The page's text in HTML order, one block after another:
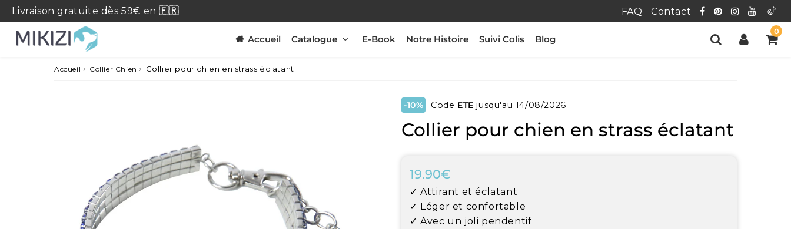
Livraison gratuite dès 59€ en🇫🇷 FAQ Contact
Accueil Catalogue E-Book Notre Histoire Suivi Colis Blog
0
Accueil › Collier Chien › Collier pour chien en strass éclatant
-10% Code ETE jusqu'au 14/08/2026
Collier pour chien en strass éclatant
19.90€
price
✓ Attirant et éclatant
✓ Léger et confortable
✓ Avec un joli pendentif